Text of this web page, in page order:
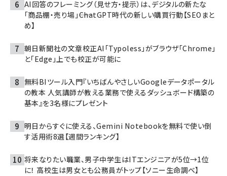
AI回答のフレーミング（見せ方・提示）は、デジタルの新たな
「商品棚・売り場」――ChatGPT時代の新しい購買行動【SEOまと
め】
朝日新聞社の文章校正AI「Typoless」がブラウザ「Chrome」
と「Edge」上でも校正が可能に
無料BIツール入門『いちばんやさしいGoogleデータポータル
の教本 人気講師が教える業務で使えるダッシュボード構築の
基本』を3名様にプレゼント
明日からすぐに使える、Gemini Notebookを無料で使い倒
す活用術8選【週間ランキング】
将来なりたい職業、男子中学生はITエンジニアが5位→1位
に！ 高校生は男女とも公務員がトップ【ソニー生命調べ】